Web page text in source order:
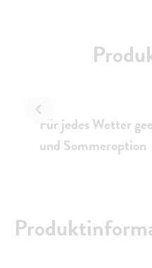
Für jedes Wetter
und Sommeroption